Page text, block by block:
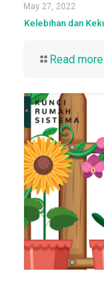
May 27, 2022
Kelebihan dan
Read more